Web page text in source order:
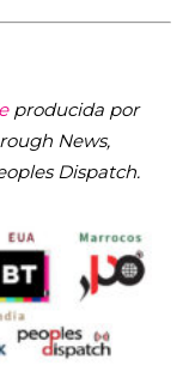
producida por
News,
Dispatch.